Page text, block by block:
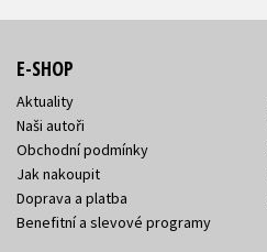
E-SHOP
Aktuality
Naši autoři
Obchodní podmínky
Jak nakoupit
Doprava a platba
Benefitní a slevové programy